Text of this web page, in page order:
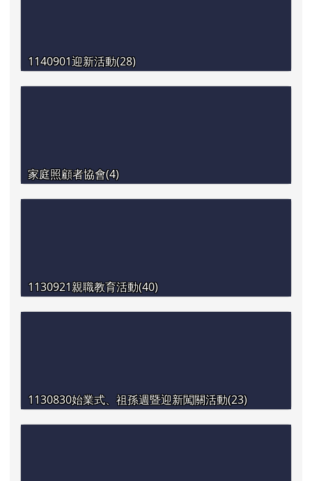
1140901迎新活動(28)
家庭照顧者協會(4)
1130921親職教育活動(40)
1130830始業式、祖孫週暨迎新闖關活動(23)